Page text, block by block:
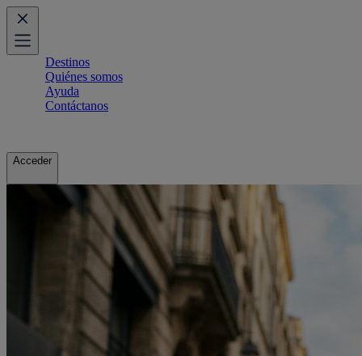
Destinos
Quiénes somos
Ayuda
Contáctanos
Acceder